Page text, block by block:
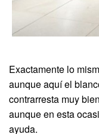
Exactamente lo
aunque aquí el
contrarresta muy
aunque en esta
ayuda.